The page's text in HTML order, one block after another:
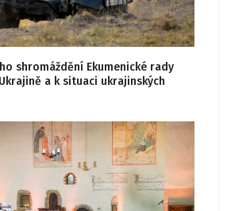
shromáždění Ekumenické rady
a k situaci ukrajinských